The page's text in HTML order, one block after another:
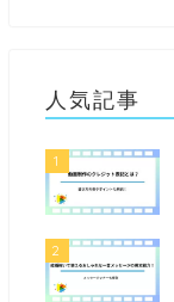
人気記事
1
2